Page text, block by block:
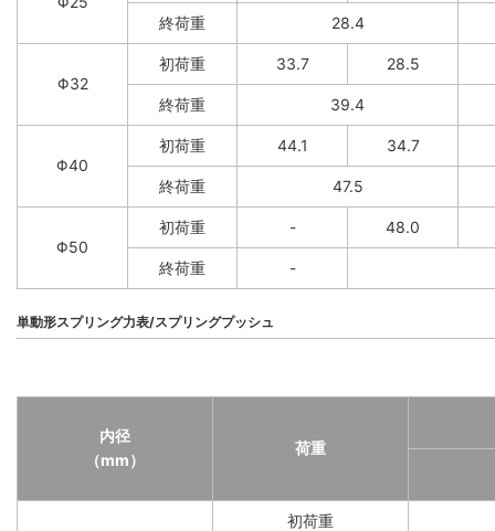
終荷重 28.4
Φ32
初荷重 33.7 28.5
終荷重 39.4
Φ40
初荷重 44.1 34.7
終荷重 47.5
Φ50
初荷重 - 48.0
終荷重 -
単動形スプリング力表/スプリングプッシュ
内径
（mm）
荷重
初荷重